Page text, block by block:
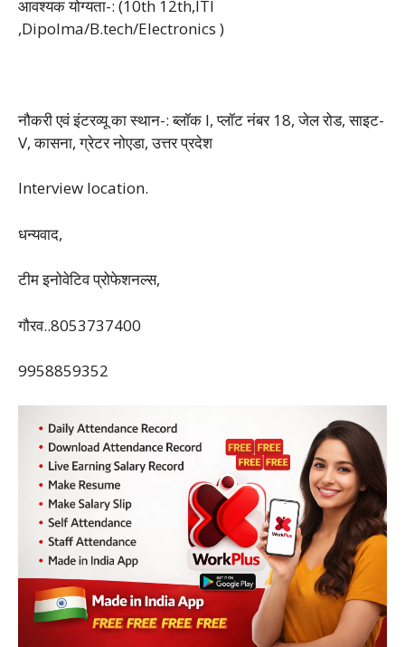
आवश्यक योग्यता-: (10th 12th,ITI
,Dipolma/B.tech/Electronics )
नौकरी एवं इंटरव्यू का स्थान-: ब्लॉक I, प्लॉट नंबर 18, जेल रोड, साइट-
V, कासना, ग्रेटर नोएडा, उत्तर प्रदेश
Interview location.
धन्यवाद,
टीम इनोवेटिव प्रोफेशनल्स,
गौरव..8053737400
9958859352